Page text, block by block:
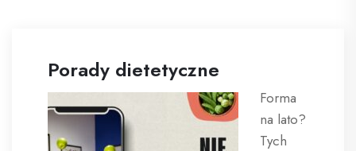
Porady dietetyczne
Forma
na lato?
Tych